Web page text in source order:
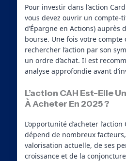
Pour investir dans l’action
vous devez ouvrir un compte-
d’Épargne en Actions) auprès
bourse. Une fois votre compte
rechercher l’action par son
un ordre d’achat. Il est
analyse approfondie avant
L’action CAH Est-Elle
À Acheter En 2025 ?
L’opportunité d’acheter l’action
dépend de nombreux
valorisation actuelle, de ses
croissance et de la